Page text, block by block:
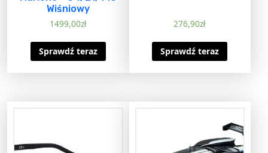
Wiśniowy
1499,00zł
Sprawdź teraz
276,90zł
Sprawdź teraz